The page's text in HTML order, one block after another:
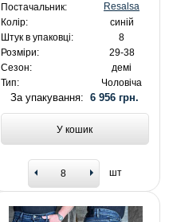
Постачальник:
Resalsa
Колір:
синій
Штук в упаковці:
8
Розміри:
29-38
Сезон:
демі
Тип:
Чоловіча
За упакування:6 956 грн.
У кошик
шт